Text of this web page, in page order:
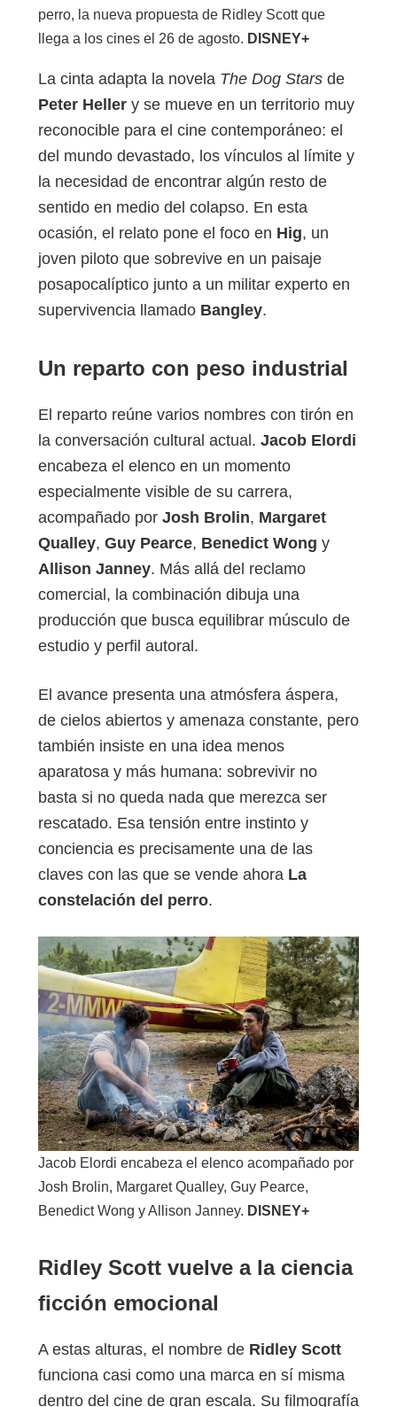
perro, la nueva propuesta de Ridley Scott que
llega a los cines el 26 de agosto. DISNEY+
La cinta adapta la novela The Dog Stars de
Peter Heller y se mueve en un territorio muy
reconocible para el cine contemporáneo: el
del mundo devastado, los vínculos al límite y
la necesidad de encontrar algún resto de
sentido en medio del colapso. En esta
ocasión, el relato pone el foco en Hig, un
joven piloto que sobrevive en un paisaje
posapocalíptico junto a un militar experto en
supervivencia llamado Bangley.
Un reparto con peso industrial
El reparto reúne varios nombres con tirón en
la conversación cultural actual. Jacob Elordi
encabeza el elenco en un momento
especialmente visible de su carrera,
acompañado por Josh Brolin, Margaret
Qualley, Guy Pearce, Benedict Wong y
Allison Janney. Más allá del reclamo
comercial, la combinación dibuja una
producción que busca equilibrar músculo de
estudio y perfil autoral.
El avance presenta una atmósfera áspera,
de cielos abiertos y amenaza constante, pero
también insiste en una idea menos
aparatosa y más humana: sobrevivir no
basta si no queda nada que merezca ser
rescatado. Esa tensión entre instinto y
conciencia es precisamente una de las
claves con las que se vende ahora La
constelación del perro.
Jacob Elordi encabeza el elenco acompañado por
Josh Brolin, Margaret Qualley, Guy Pearce,
Benedict Wong y Allison Janney. DISNEY+
Ridley Scott vuelve a la ciencia
ficción emocional
A estas alturas, el nombre de Ridley Scott
funciona casi como una marca en sí misma
dentro del cine de gran escala. Su filmografía